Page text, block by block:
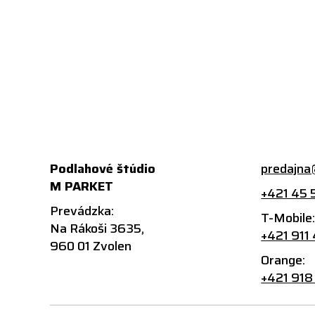
Podlahové štúdio
M PARKET
Prevádzka:
Na Rákoši 3635,
960 01 Zvolen
+421 45
T-Mobile:
+421
Orange:
+421